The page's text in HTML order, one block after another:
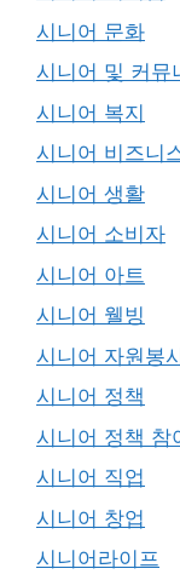
시니어 문화
시니어 및 커뮤
시니어 복지
시니어 비즈니
시니어 생활
시니어 소비자
시니어 아트
시니어 웰빙
시니어 자원봉
시니어 정책
시니어 정책 참
시니어 직업
시니어 창업
시니어라이프